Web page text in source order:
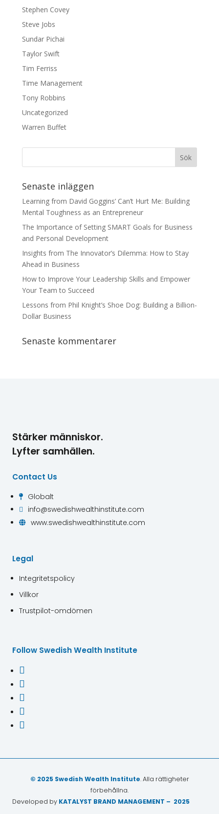
Stephen Covey
Steve Jobs
Sundar Pichai
Taylor Swift
Tim Ferriss
Time Management
Tony Robbins
Uncategorized
Warren Buffet
Senaste inläggen
Learning from David Goggins’ Can’t Hurt Me: Building
Mental Toughness as an Entrepreneur
The Importance of Setting SMART Goals for Business
and Personal Development
Insights from The Innovator’s Dilemma: How to Stay
Ahead in Business
How to Improve Your Leadership Skills and Empower
Your Team to Succeed
Lessons from Phil Knight’s Shoe Dog: Building a Billion-
Dollar Business
Senaste kommentarer
Stärker människor.
Lyfter samhällen.
Contact Us
 Globalt
 info@swedishwealthinstitute.com
 www.swedishwealthinstitute.com
Legal
Integritetspolicy
Villkor
Trustpilot-omdömen
Follow Swedish Wealth Institute





© 2025 Swedish Wealth Institute. Alla rättigheter
förbehållna.
Developed by KATALYST BRAND MANAGEMENT – 2025